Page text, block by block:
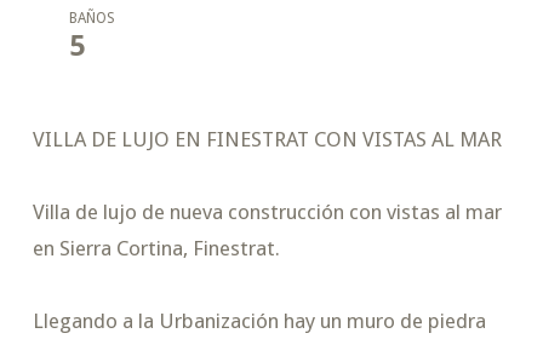
BAÑOS
5
VILLA DE LUJO EN FINESTRAT CON VISTAS AL MAR
Villa de lujo de nueva construcción con vistas al mar
en Sierra Cortina, Finestrat.
Llegando a la Urbanización hay un muro de piedra